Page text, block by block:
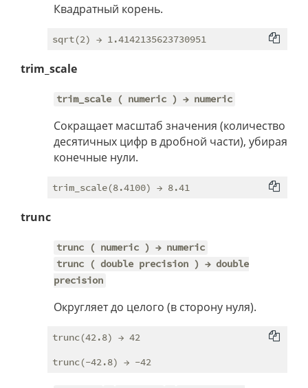
Квадратный корень.
trim_scale
trim_scale ( numeric ) → numeric
Сокращает масштаб значения (количество
десятичных цифр в дробной части), убирая
конечные нули.
trunc
trunc ( numeric ) → numeric
trunc ( double precision ) → double
precision
Округляет до целого (в сторону нуля).
trunc(42.8) → 42